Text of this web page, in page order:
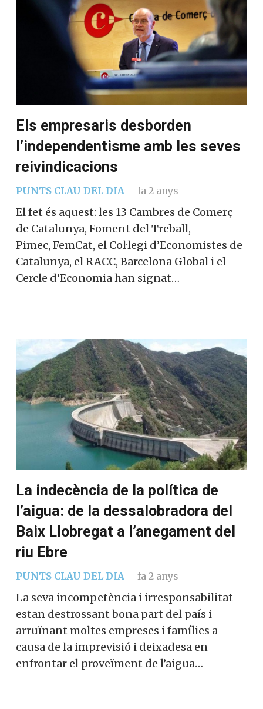
Els empresaris desborden
l’independentisme amb les seves
reivindicacions
PUNTS CLAU DEL DIA fa 2 anys
El fet és aquest: les 13 Cambres de Comerç
de Catalunya, Foment del Treball,
Pimec, FemCat, el Col·legi d’Economistes de
Catalunya, el RACC, Barcelona Global i el
Cercle d’Economia han signat…
La indecència de la política de
l’aigua: de la dessalobradora del
Baix Llobregat a l’anegament del
riu Ebre
PUNTS CLAU DEL DIA fa 2 anys
La seva incompetència i irresponsabilitat
estan destrossant bona part del país i
arruïnant moltes empreses i famílies a
causa de la imprevisió i deixadesa en
enfrontar el proveïment de l’aigua…